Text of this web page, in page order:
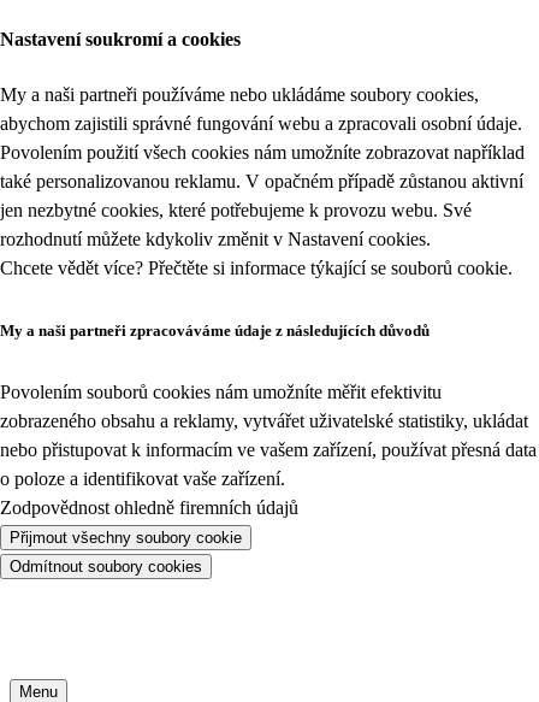
Nastavení soukromí a cookies
My a naši partneři používáme nebo ukládáme soubory cookies,
abychom zajistili správné fungování webu a zpracovali osobní údaje.
Povolením použití všech cookies nám umožníte zobrazovat například
také personalizovanou reklamu. V opačném případě zůstanou aktivní
jen nezbytné cookies, které potřebujeme k provozu webu. Své
rozhodnutí můžete kdykoliv změnit v Nastavení cookies.
Chcete vědět více? Přečtěte si informace týkající se souborů cookie.
My a naši partneři zpracováváme údaje z následujících důvodů
Povolením souborů cookies nám umožníte měřit efektivitu
zobrazeného obsahu a reklamy, vytvářet uživatelské statistiky, ukládat
nebo přistupovat k informacím ve vašem zařízení, používat přesná data
o poloze a identifikovat vaše zařízení.
Zodpovědnost ohledně firemních údajů
Přijmout všechny soubory cookie
Odmítnout soubory cookies
Menu